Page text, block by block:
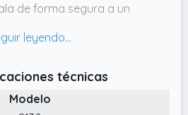
de forma segura a un
de mecánica o uso
Toque Frío Pulsación larga
encender, un clic para
técnicas
Modelo